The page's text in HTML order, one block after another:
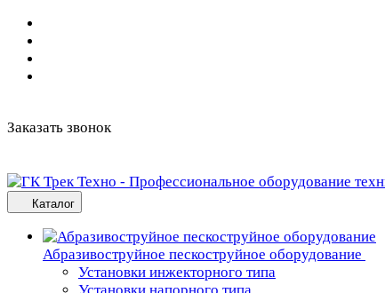
Заказать звонок
Каталог
Абразивоструйное пескоструйное оборудование
Установки инжекторного типа